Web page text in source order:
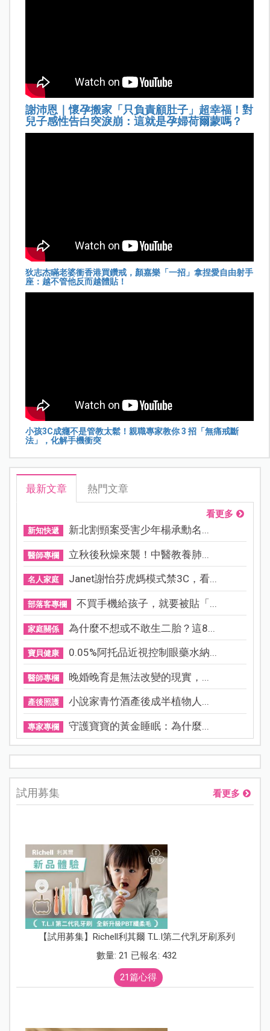
謝沛恩｜懷孕搬家「只負責顧肚子」超幸福！對
兒子感性告白突淚崩：這就是孕婦荷爾蒙嗎？
狄志杰瞞老婆衝香港買鑽戒，顏嘉樂「一招」拿捏愛自由射手
座：越不管他反而越體貼！
小孩3C成癮不是管教太鬆！親職專家教你 3 招「無痛戒斷
法」，化解手機衝突
最新文章 熱門文章
看更多
新知快遞 新北割頸案受害少年楊承勳名...
醫師專欄 立秋後秋燥來襲！中醫教養肺...
名人家庭 Janet謝怡芬虎媽模式禁3C，看...
部落客專欄 不買手機給孩子，就要被貼「...
家庭關係 為什麼不想或不敢生二胎？這8...
寶貝健康 0.05%阿托品近視控制眼藥水納...
醫師專欄 晚婚晚育是無法改變的現實，...
產後照護 小說家青竹酒產後成半植物人...
專家專欄 守護寶寶的黃金睡眠：為什麼...
試用募集 看更多
【試用募集】Richell利其爾 T.L.I第二代乳牙刷系列
數量: 21 已報名: 432
21篇心得